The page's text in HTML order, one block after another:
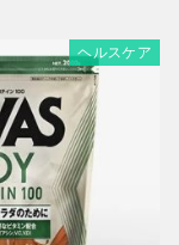
ヘルスケア